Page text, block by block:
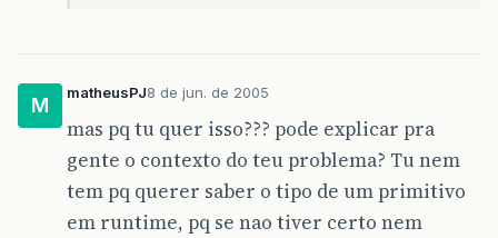
M
matheusPJ8 de jun. de 2005
mas pq tu quer isso??? pode explicar pra
gente o contexto do teu problema? Tu nem
tem pq querer saber o tipo de um primitivo
em runtime, pq se nao tiver certo nem